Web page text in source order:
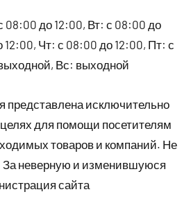
до 12:00, Вт: с 08:00 до
Чт: с 08:00 до 12:00, Пт: с
Вс: выходной
исключительно
для помощи посетителям
товаров и компаний. Не
За неверную и изменившуюся
сайта